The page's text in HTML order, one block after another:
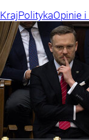
KrajPolitykaOpinie